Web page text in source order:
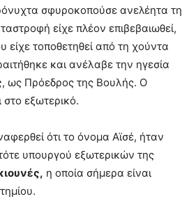
σφυροκοπούσε ανελέητα τη
είχε πλέον επιβεβαιωθεί,
είχε τοποθετηθεί από τη χούντα
και ανέλαβε την ηγεσία
, ως Πρόεδρος της Βουλής. Ο
στο εξωτερικό.
ότι το όνομα Αϊσέ, ήταν
υπουργού εξωτερικών της
η οποία σήμερα είναι